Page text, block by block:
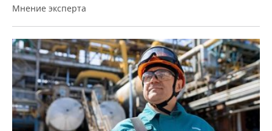
Мнение эксперта